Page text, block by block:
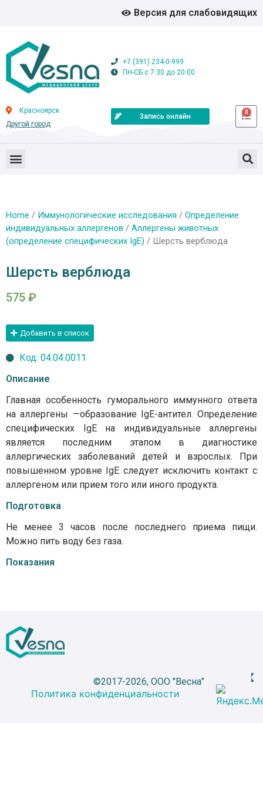
Версия для слабовидящих
+7 (391) 234-0-999
ПН-СБ с 7:30 до 20:00
Красноярск
Другой город
Запись онлайн
0
Home / Иммунологические исследования / Определение
индивидуальных аллергенов / Аллергены животных
(определение специфических IgE) / Шерсть верблюда
Шерсть верблюда
575 ₽
Добавить в список
Код: 04.04.0011
Описание
Главная особенность гуморального иммунного ответа
на аллергены —образование IgE-антител. Определение
специфических IgE на индивидуальные аллергены
является последним этапом в диагностике
аллергических заболеваний детей и взрослых. При
повышенном уровне IgE следует исключить контакт с
аллергеном или прием того или иного продукта.
Подготовка
Не менее 3 часов после последнего приема пищи.
Можно пить воду без газа.
Показания
©2017-2026, ООО "Весна"
Политика конфиденциальности